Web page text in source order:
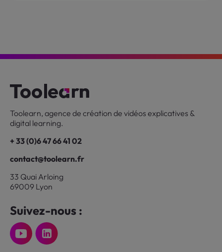
Toolearn, agence de création de vidéos explicatives &
digital learning.
+ 33 (0)6 47 66 41 02
contact@toolearn.fr
33 Quai Arloing
69009 Lyon
Suivez-nous :